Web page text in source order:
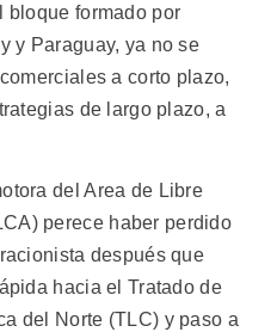
bloque formado por
y Paraguay, ya no se
a corto plazo,
de largo plazo, a
del Area de Libre
perece haber perdido
después que
hacia el Tratado de
del Norte (TLC) y paso a